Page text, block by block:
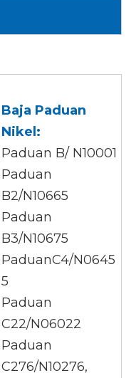
Baja Paduan
Nikel:
Paduan B/ N10001
Paduan
B2/N10665
Paduan
B3/N10675
PaduanC4/N0645
5
Paduan
C22/N06022
Paduan
C276/N10276,